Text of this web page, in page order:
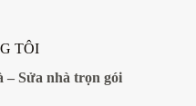
TÔI
– Sửa nhà trọn gói